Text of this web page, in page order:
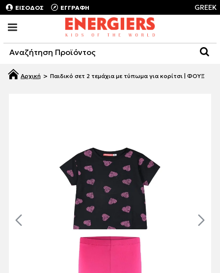
ΕΙΣΟΔΟΣ ΕΓΓΡΑΦΗ GREEK
Παιδικό σετ 2 τεμάχια με τύπωμα για κορίτσι | ΦΟΥΞ